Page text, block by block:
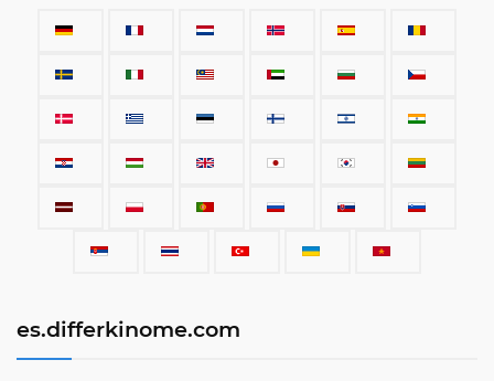
es.differkinome.com